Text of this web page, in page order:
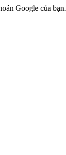
Google của bạn.